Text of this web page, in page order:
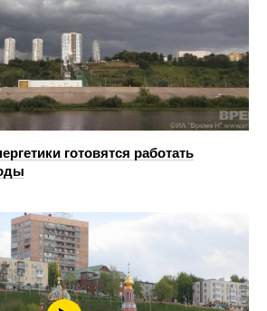
готовятся работать